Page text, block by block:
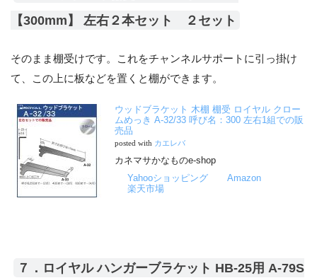
【300mm】 左右２本セット ２セット
そのまま棚受けです。これをチャンネルサポートに引っ掛け
て、この上に板などを置くと棚ができます。
ウッドブラケット 木棚 棚受 ロイヤル クロー
ムめっき A-32/33 呼び名：300 左右1組での販
売品
posted with カエレバ
カネマサかなものe-shop
Yahooショッピング
Amazon
楽天市場
７．ロイヤル ハンガーブラケット HB-25用 A-79S